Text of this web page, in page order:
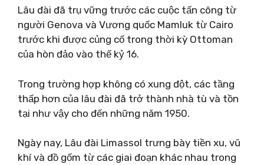
Lâu đài đã trụ vững trước các cuộc tấn công từ
người Genova và Vương quốc Mamluk từ Cairo
trước khi được củng cố trong thời kỳ Ottoman
của hòn đảo vào thế kỷ 16.
Trong trường hợp không có xung đột, các tầng
thấp hơn của lâu đài đã trở thành nhà tù và tồn
tại như vậy cho đến những năm 1950.
Ngày nay, Lâu đài Limassol trưng bày tiền xu, vũ
khí và đồ gốm từ các giai đoạn khác nhau trong